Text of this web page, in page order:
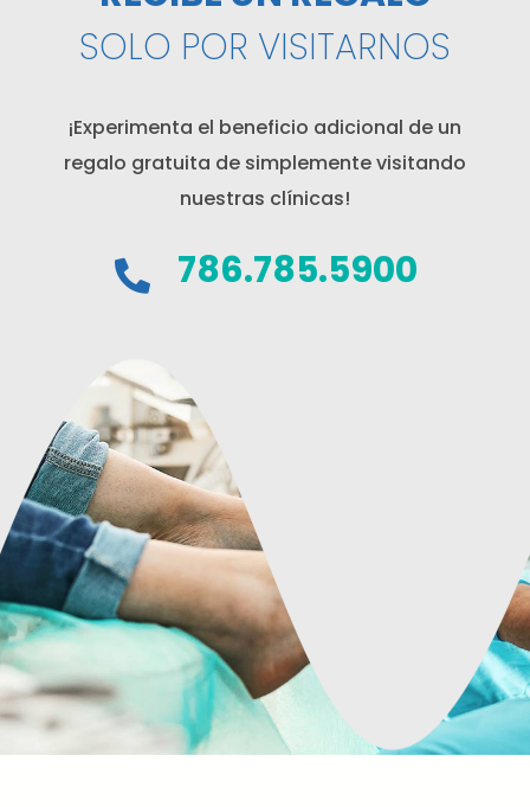
SOLO POR VISITARNOS
¡Experimenta el beneficio adicional de un
regalo gratuita de simplemente visitando
nuestras clínicas!
786.785.5900